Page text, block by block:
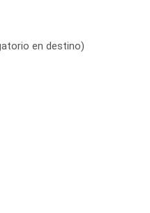
en destino)